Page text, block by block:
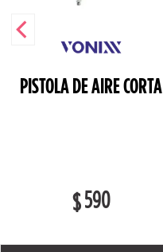
PISTOLA DE AIRE CORTA
$590